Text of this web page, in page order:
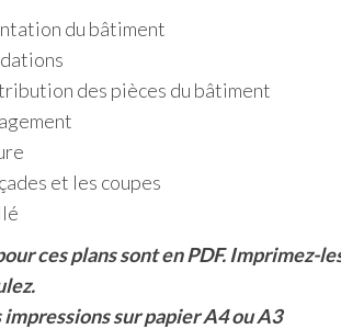
du bâtiment
des pièces du bâtiment
et les coupes
ces plans sont en PDF. Imprimez-
sur papier A4 ou A3